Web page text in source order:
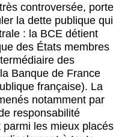
controversée, porte
la dette publique qui
: la BCE détient
des États membres
des
Banque de France
française). La
notamment par
responsabilité
les mieux placés